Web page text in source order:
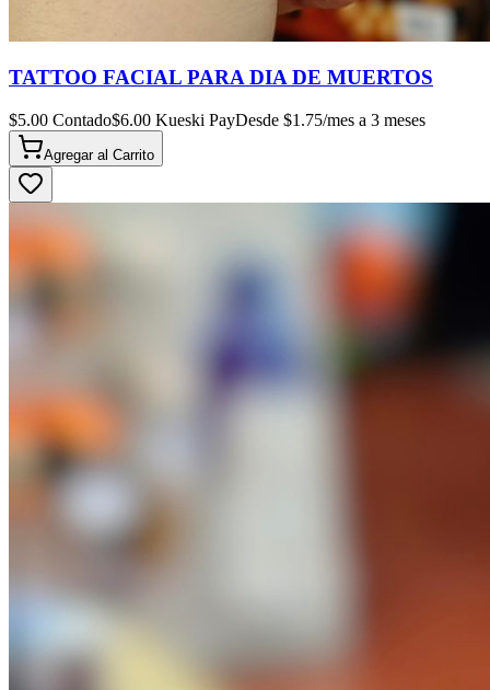
TATTOO FACIAL PARA DIA DE MUERTOS
$5.00 Contado$6.00 Kueski PayDesde $1.75/mes a 3 meses
Agregar al Carrito